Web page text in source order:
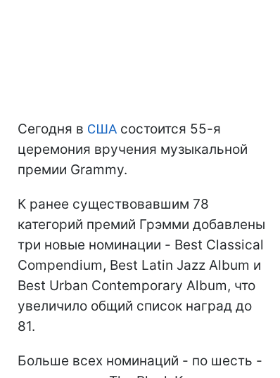
Сегодня в США состоится 55-я
церемония вручения музыкальной
премии Grammy.
К ранее существовавшим 78
категорий премий Грэмми добавлены
три новые номинации - Best Classical
Compendium, Best Latin Jazz Album и
Best Urban Contemporary Album, что
увеличило общий спиcок наград до
81.
Больше всех номинаций - по шесть -